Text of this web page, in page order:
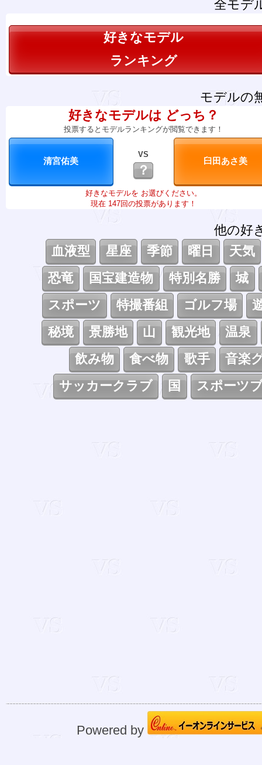
全モデ
好きなモデル
ランキング
モデルの
好きなモデルは どっち？
投票するとモデルランキングが閲覧できます！
VS
？
好きなモデルを お選びください。
現在 147回の投票があります！
他の好
血液型
星座 季節 曜日
天気
恐竜
国宝建造物 特別名勝
城
スポーツ
特撮番組 ゴルフ場
秘境
景勝地 山 観光地
温泉
飲み物
食べ物 歌手
音楽
サッカークラブ
国 スポーツ
Powered by